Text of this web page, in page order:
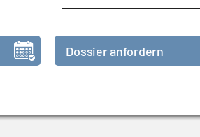
Dossier anfordern